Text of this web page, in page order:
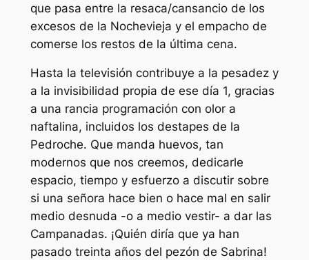
que pasa entre la resaca/cansancio de los
excesos de la Nochevieja y el empacho de
comerse los restos de la última cena.
Hasta la televisión contribuye a la pesadez y
a la invisibilidad propia de ese día 1, gracias
a una rancia programación con olor a
naftalina, incluidos los destapes de la
Pedroche. Que manda huevos, tan
modernos que nos creemos, dedicarle
espacio, tiempo y esfuerzo a discutir sobre
si una señora hace bien o hace mal en salir
medio desnuda -o a medio vestir- a dar las
Campanadas. ¡Quién diría que ya han
pasado treinta años del pezón de Sabrina!